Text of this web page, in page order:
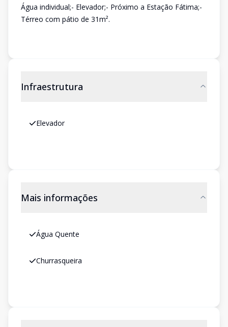
Água individual;- Elevador;- Próximo a Estação Fátima;-
Térreo com pátio de 31m².
Infraestrutura
Elevador
Mais informações
Água Quente
Churrasqueira